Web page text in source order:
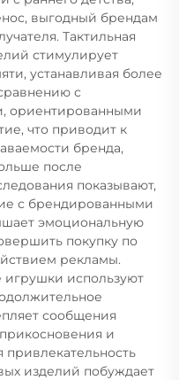
выгодный брендам
Тактильная
стимулирует
устанавливая более
с
ориентированными
что приводит к
бренда,
после
показывают,
с брендированными
эмоциональную
покупку по
рекламы.
используют
сообщения
и
изделий побуждает